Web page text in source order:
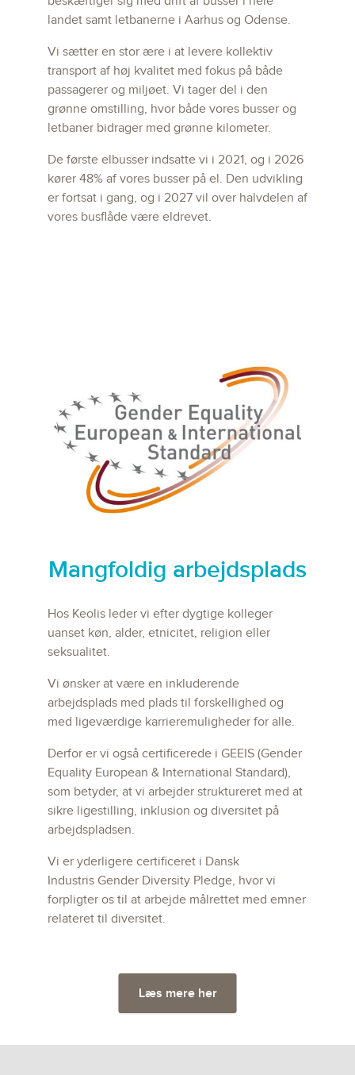
landet samt letbanerne i Aarhus og Odense.
Vi sætter en stor ære i at levere kollektiv
transport af høj kvalitet med fokus på både
passagerer og miljøet. Vi tager del i den
grønne omstilling, hvor både vores busser og
letbaner bidrager med grønne kilometer.
De første elbusser indsatte vi i 2021, og i 2026
kører 48% af vores busser på el. Den udvikling
er fortsat i gang, og i 2027 vil over halvdelen af
vores busflåde være eldrevet.
Mangfoldig arbejdsplads
Hos Keolis leder vi efter dygtige kolleger
uanset køn, alder, etnicitet, religion eller
seksualitet.
Vi ønsker at være en inkluderende
arbejdsplads med plads til forskellighed og
med ligeværdige karrieremuligheder for alle.
Derfor er vi også certificerede i GEEIS (Gender
Equality European & International Standard),
som betyder, at vi arbejder struktureret med at
sikre ligestilling, inklusion og diversitet på
arbejdspladsen.
Vi er yderligere certificeret i Dansk
Industris Gender Diversity Pledge, hvor vi
forpligter os til at arbejde målrettet med emner
relateret til diversitet.
Læs mere her